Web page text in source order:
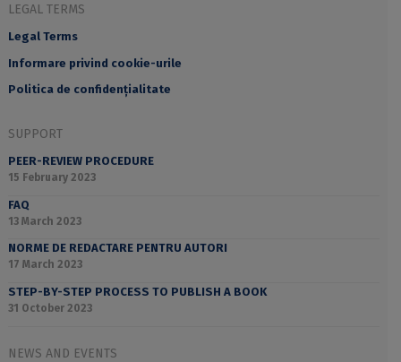
LEGAL TERMS
Legal Terms
Informare privind cookie-urile
Politica de confidențialitate
SUPPORT
PEER-REVIEW PROCEDURE
15 February 2023
FAQ
13 March 2023
NORME DE REDACTARE PENTRU AUTORI
17 March 2023
STEP-BY-STEP PROCESS TO PUBLISH A BOOK
31 October 2023
NEWS AND EVENTS